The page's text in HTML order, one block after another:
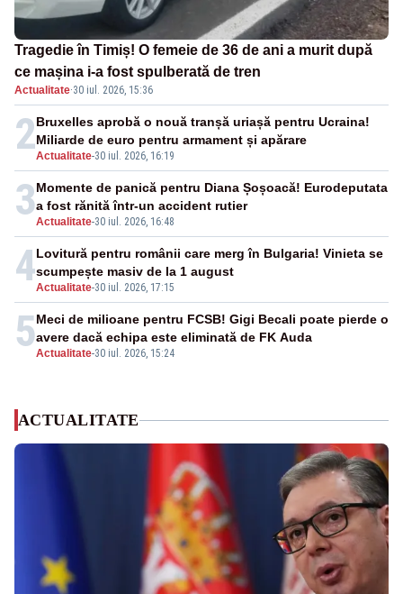
Tragedie în Timiș! O femeie de 36 de ani a murit după
ce mașina i-a fost spulberată de tren
Actualitate·30 iul. 2026, 15:36
2Actualitate-30 iul. 2026, 16:19
Bruxelles aprobă o nouă tranșă uriașă pentru Ucraina!
Miliarde de euro pentru armament și apărare
3Actualitate-30 iul. 2026, 16:48
Momente de panică pentru Diana Șoșoacă! Eurodeputata
a fost rănită într-un accident rutier
4Actualitate-30 iul. 2026, 17:15
Lovitură pentru românii care merg în Bulgaria! Vinieta se
scumpește masiv de la 1 august
5Actualitate-30 iul. 2026, 15:24
Meci de milioane pentru FCSB! Gigi Becali poate pierde o
avere dacă echipa este eliminată de FK Auda
ACTUALITATE